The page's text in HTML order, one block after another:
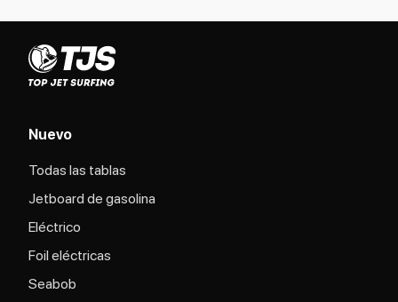
Nuevo
Todas las tablas
Jetboard de gasolina
Eléctrico
Foil eléctricas
Seabob